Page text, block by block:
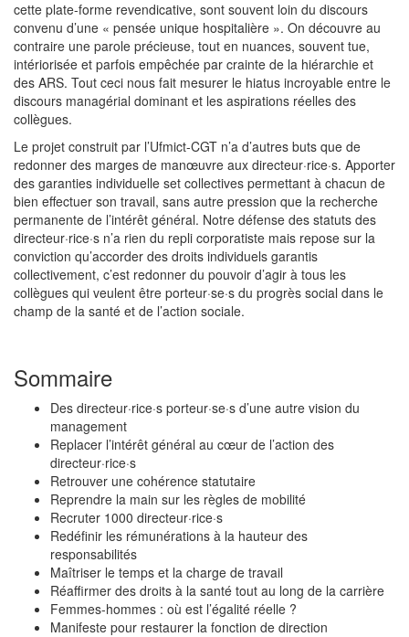
cette plate-forme revendicative, sont souvent loin du discours
convenu d’une « pensée unique hospitalière ». On découvre au
contraire une parole précieuse, tout en nuances, souvent tue,
intériorisée et parfois empêchée par crainte de la hiérarchie et
des ARS. Tout ceci nous fait mesurer le hiatus incroyable entre le
discours managérial dominant et les aspirations réelles des
collègues.
Le projet construit par l’Ufmict-CGT n’a d’autres buts que de
redonner des marges de manœuvre aux directeur·rice·s. Apporter
des garanties individuelle set collectives permettant à chacun de
bien effectuer son travail, sans autre pression que la recherche
permanente de l’intérêt général. Notre défense des statuts des
directeur·rice·s n’a rien du repli corporatiste mais repose sur la
conviction qu’accorder des droits individuels garantis
collectivement, c’est redonner du pouvoir d’agir à tous les
collègues qui veulent être porteur·se·s du progrès social dans le
champ de la santé et de l’action sociale.
Sommaire
Des directeur·rice·s porteur·se·s d’une autre vision du
management
Replacer l’intérêt général au cœur de l’action des
directeur·rice·s
Retrouver une cohérence statutaire
Reprendre la main sur les règles de mobilité
Recruter 1000 directeur·rice·s
Redéfinir les rémunérations à la hauteur des
responsabilités
Maîtriser le temps et la charge de travail
Réaffirmer des droits à la santé tout au long de la carrière
Femmes-hommes : où est l’égalité réelle ?
Manifeste pour restaurer la fonction de direction